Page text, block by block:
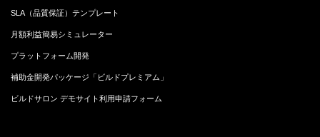
SLA（品質保証）テンプレート
月額利益簡易シミュレーター
プラットフォーム開発
補助金開発パッケージ「ビルドプレミアム」
ビルドサロン デモサイト利用申請フォーム